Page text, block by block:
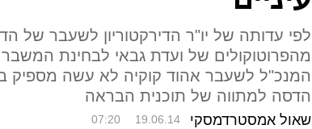
לפי עדותה של יו"ר הדירקטוריון לשעבר של
מהפרוטוקולים של ועדת גבאי לבחינת
המנכ"ל לשעבר אהוד קוקיה לא עשה מספיק
הדסה למתווה של תוכנית הבראה
שאול אמסטרדמסקי 07:20 19.06.14